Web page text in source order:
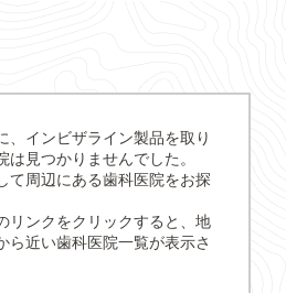
、インビザライン製品を取り
は見つかりませんでした。
て周辺にある歯科医院をお探
リンクをクリックすると、地
ら近い歯科医院一覧が表示さ